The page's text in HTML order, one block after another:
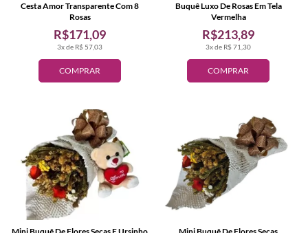
COMPRAR
3x de R$ 57,03
R$171,09
Cesta Amor Transparente Com 8
Rosas
COMPRAR
3x de R$ 71,30
R$213,89
Buquê Luxo De Rosas Em Tela
Vermelha